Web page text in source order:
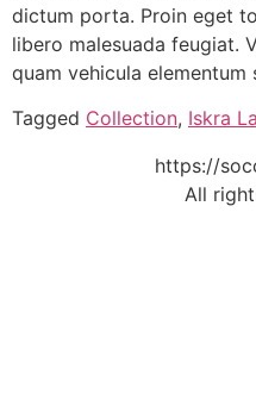
dictum porta. Proin eget
libero malesuada feugiat.
quam vehicula elementum
Tagged Collection, Iskra
https://
All